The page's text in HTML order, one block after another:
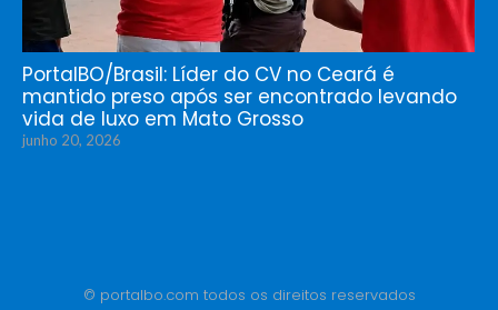
PortalBO/Brasil: Líder do CV no Ceará é
mantido preso após ser encontrado levando
vida de luxo em Mato Grosso
junho 20, 2026
© portalbo.com todos os direitos reservados